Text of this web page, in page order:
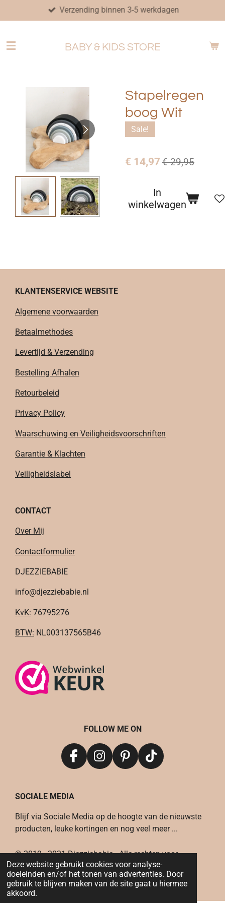
Deze website gebruikt cookies voor analyse-
doeleinden en/of het tonen van advertenties. Door
gebruik te blijven maken van de site gaat u hiermee
akkoord.
direct
de
Verzending binnen 3-5 werkdagen
BABY & KIDS STORE
Stapelregen
boog Wit
Sale!
€ 14,97 € 29,95
In
winkelwagen
KLANTENSERVICE WEBSITE
Algemene voorwaarden
Betaalmethodes
Levertijd & Verzending
Bestelling Afhalen
Retourbeleid
Privacy Policy
Waarschuwing en Veiligheidsvoorschriften
Garantie & Klachten
Veiligheidslabel
CONTACT
Over Mij
Contactformulier
DJEZZIEBABIE
info@djezziebabie.nl
KvK: 76795276
BTW: NL003137565B46
FOLLOW ME ON
F
e
o
o
I
g
r
m
P
r
e
T
k
SOCIALE MEDIA
Blijf via Sociale Media op de hoogte van de nieuwste
producten, leuke kortingen en nog veel meer ...
© 2019 - 2021 Djezziebabie - Alle rechten voor
behouden
Powered byJouwWeb